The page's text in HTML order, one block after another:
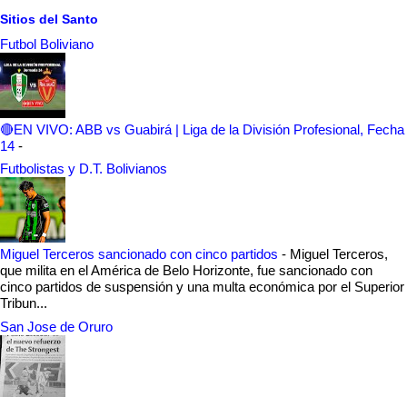
Sitios del Santo
Futbol Boliviano
🔴EN VIVO: ABB vs Guabirá | Liga de la División Profesional, Fecha
14 -
Futbolistas y D.T. Bolivianos
Miguel Terceros sancionado con cinco partidos - Miguel Terceros,
que milita en el América de Belo Horizonte, fue sancionado con
cinco partidos de suspensión y una multa económica por el Superior
Tribun...
San Jose de Oruro